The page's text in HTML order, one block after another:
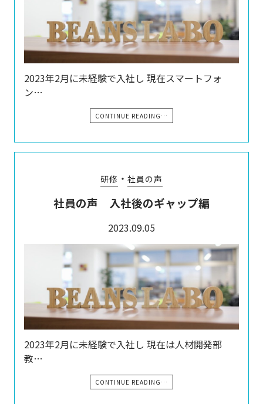
2023年2月に未経験で入社し 現在スマートフォ
ン…
CONTINUE READING…
研修 ・ 社員の声
社員の声 入社後のギャップ編
2023.09.05
2023年2月に未経験で入社し 現在は人材開発部
教…
CONTINUE READING…